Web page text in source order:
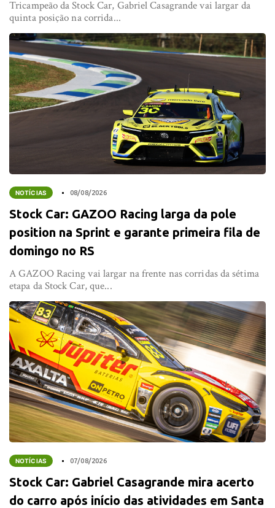
Tricampeão da Stock Car, Gabriel Casagrande vai largar da
quinta posição na corrida...
NOTÍCIAS 08/08/2026
Stock Car: GAZOO Racing larga da pole
position na Sprint e garante primeira fila de
domingo no RS
A GAZOO Racing vai largar na frente nas corridas da sétima
etapa da Stock Car, que...
NOTÍCIAS 07/08/2026
Stock Car: Gabriel Casagrande mira acerto
do carro após início das atividades em Santa